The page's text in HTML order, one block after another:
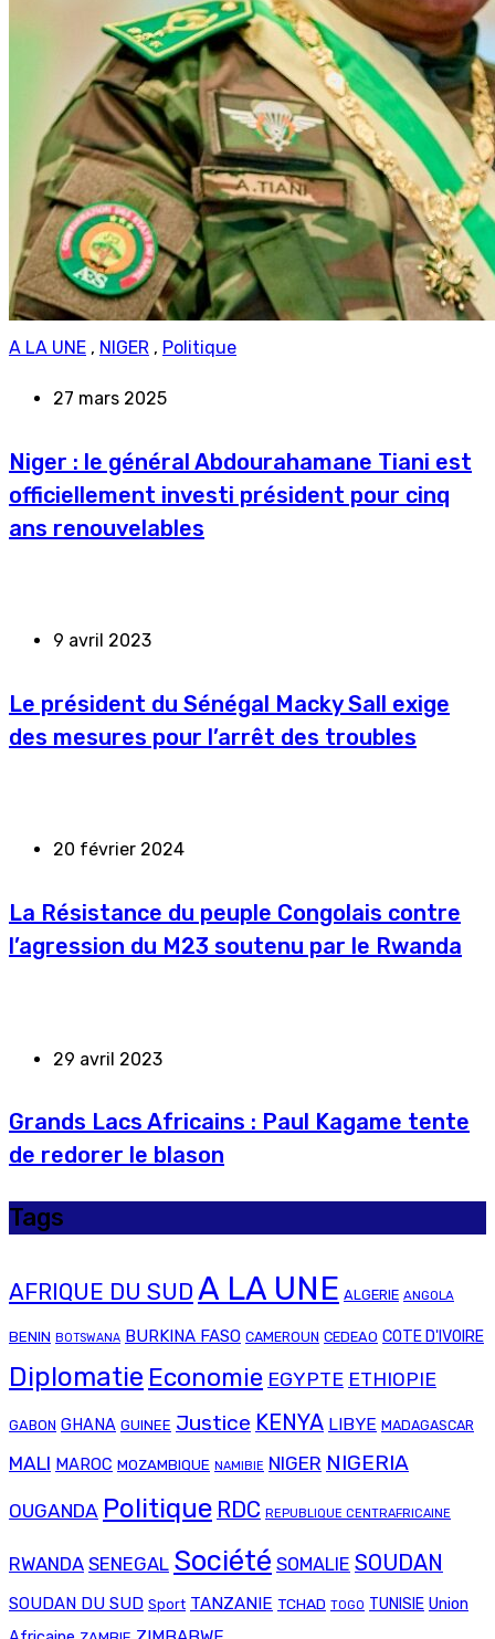
A LA UNE , NIGER , Politique
27 mars 2025
Niger : le général Abdourahamane Tiani est
officiellement investi président pour cinq
ans renouvelables
9 avril 2023
Le président du Sénégal Macky Sall exige
des mesures pour l’arrêt des troubles
20 février 2024
La Résistance du peuple Congolais contre
l’agression du M23 soutenu par le Rwanda
29 avril 2023
Grands Lacs Africains : Paul Kagame tente
de redorer le blason
Tags
AFRIQUE DU SUD A LA UNE ALGERIE ANGOLA
BENIN BOTSWANA BURKINA FASO CAMEROUN CEDEAO COTE D'IVOIRE
Diplomatie Economie EGYPTE ETHIOPIE
GABON GHANA GUINEE Justice KENYA LIBYE MADAGASCAR
MALI MAROC MOZAMBIQUE NAMIBIE NIGER NIGERIA
OUGANDA Politique RDC REPUBLIQUE CENTRAFRICAINE
RWANDA SENEGAL Société SOMALIE SOUDAN
SOUDAN DU SUD Sport TANZANIE TCHAD TOGO TUNISIE Union